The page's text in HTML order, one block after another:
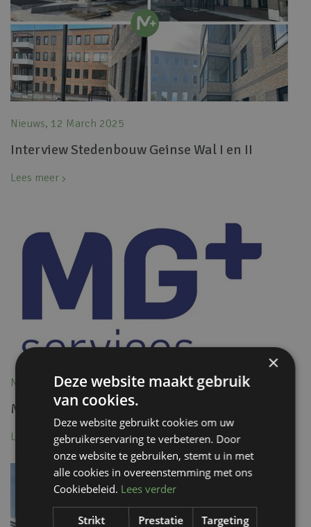
Nieuws, 12 March 2025
Interview Stedenbouw Geinse Wal I en II
Lees meer
Nieuws, 11 January 2024
MG+ Services
Lees meer
×
Deze website maakt gebruik
van cookies.
Deze website gebruikt cookies om uw
gebruikerservaring te verbeteren. Door
onze website te gebruiken, stemt u in met
alle cookies in overeenstemming met ons
Cookiebeleid. Lees verder
Strikt
Prestatie Targeting